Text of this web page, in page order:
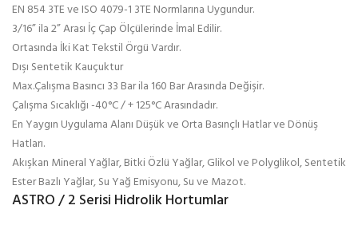
EN 854 3TE ve ISO 4079-1 3TE Normlarına Uygundur.
3/16” ila 2” Arası İç Çap Ölçülerinde İmal Edilir.
Ortasında İki Kat Tekstil Örgü Vardır.
Dışı Sentetik Kauçuktur
Max.Çalışma Basıncı 33 Bar ila 160 Bar Arasında Değişir.
Çalışma Sıcaklığı -40°C / + 125°C Arasındadır.
En Yaygın Uygulama Alanı Düşük ve Orta Basınçlı Hatlar ve Dönüş
Hatları.
Akışkan Mineral Yağlar, Bitki Özlü Yağlar, Glikol ve Polyglikol, Sentetik
Ester Bazlı Yağlar, Su Yağ Emisyonu, Su ve Mazot.
ASTRO / 2 Serisi Hidrolik Hortumlar